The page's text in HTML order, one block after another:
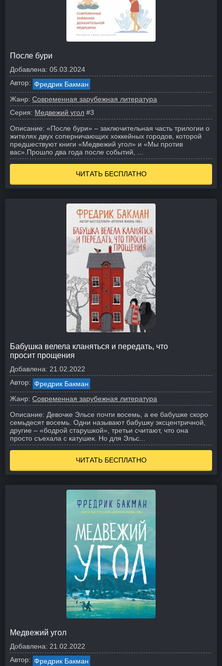
После бури
Добавлена: 05.03.2024
Автор: Фредрик Бакман
Жанр: Современная зарубежная литература
Серия: Медвежий угол #3
Описание: «После бури» – заключительная часть трилогии о
жителях двух соперничающих хоккейных городов, которой
предшествуют книги «Медвежий угол» и «Мы против
вас». Прошло два года после событий, ...
ЧИТАТЬ БЕСПЛАТНО
Бабушка велела кланяться и передать, что
просит прощения
Добавлена: 21.02.2022
Автор: Фредрик Бакман
Жанр: Современная зарубежная литература
Описание: Девочке Эльсе почти восемь, а ее бабушке скоро
семьдесят восемь. Одни называют бабушку эксцентричной,
другие – «бодрой старушкой», третьи считают, что она
просто съехала с катушек. Но для Эльс...
ЧИТАТЬ БЕСПЛАТНО
Медвежий угол
Добавлена: 21.02.2022
Автор: Фредрик Бакман